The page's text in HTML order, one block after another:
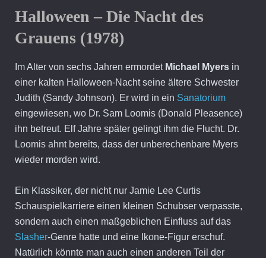
Halloween – Die Nacht des
Grauens (1978)
Im Alter von sechs Jahren ermordet Michael Myersin
einer kalten Halloween-Nacht seine ältere Schwester
Judith (Sandy Johnson). Er wird in ein Sanatorium
eingewiesen, wo Dr. Sam Loomis (Donald Pleasence)
ihn betreut. Elf Jahre später gelingt ihm die Flucht. Dr.
Loomis ahnt bereits, dass der unberechenbare Myers
wieder morden wird.
Ein Klassiker, der nicht nur Jamie Lee Curtis
Schauspielkarriere einen kleinen Schubser verpasste,
sondern auch einen maßgeblichen Einfluss auf das
Slasher-Genre hatte und eine Ikone-Figur erschuf.
Natürlich könnte man auch einen anderen Teil der